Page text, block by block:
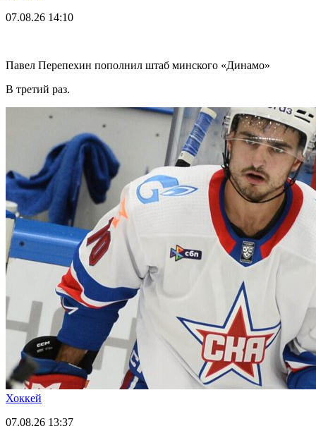
07.08.26 14:10
Павел Перепехин пополнил штаб минского «Динамо»
В третий раз.
Хоккей
07.08.26 13:37